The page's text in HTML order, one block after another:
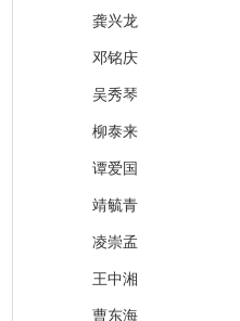
龚兴龙
邓铭庆
吴秀琴
柳泰来
谭爱国
靖毓青
凌崇孟
王中湘
曹东海